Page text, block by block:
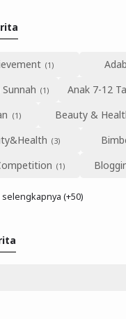
Adab
Anak 7-12
Beauty &
(+50)